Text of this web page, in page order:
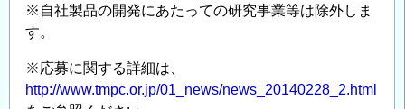
夫？
－」
の
※自社製品の開発にあたっての研究事業等は除外しま
す。
※応募に関する詳細は、
http://www.tmpc.or.jp/01_news/news_20140228_2.html